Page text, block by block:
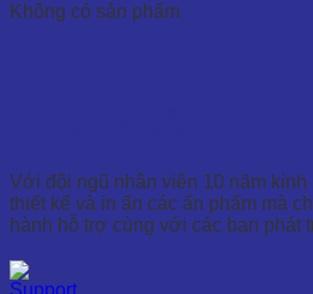
Không có sản phẩm
Với đội ngũ nhân viên 10 năm kinh
thiết kế và in ấn các ẩn phẩm mà
hành hỗ trợ cùng với các bạn phát